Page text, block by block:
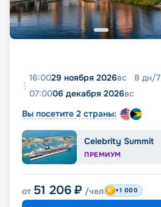
16:0029 ноября 2026вс 8 дн/7
07:0006 декабря 2026вс
Вы посетите 2 страны:
Celebrity Summit
ПРЕМИУМ
от 51 206 ₽ /чел +1 000